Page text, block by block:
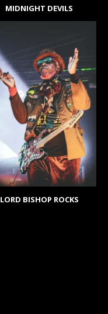
MIDNIGHT DEVILS
LORD BISHOP ROCKS